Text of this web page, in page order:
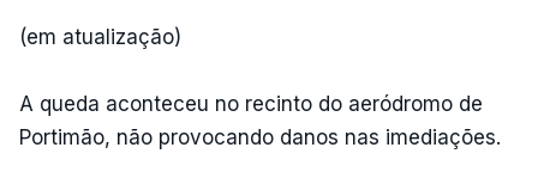
(em atualização)
A queda aconteceu no recinto do aeródromo de
Portimão, não provocando danos nas imediações.